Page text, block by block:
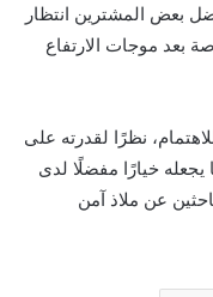
بعض المشترين انتظار
بعد موجات الارتفاع
نظرًا لقدرته على
خيارًا مفضلًا لدى
عن ملاذ آمن